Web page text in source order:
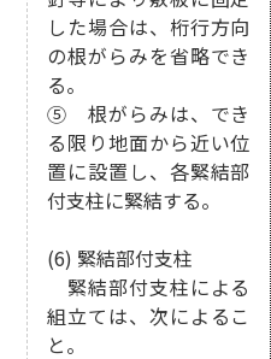
した場合は、桁行方向
の根がらみを省略でき
る。
⑤ 根がらみは、でき
る限り地面から近い位
置に設置し、各緊結部
付支柱に緊結する。
(6) 緊結部付支柱
緊結部付支柱による
組立ては、次によるこ
と。